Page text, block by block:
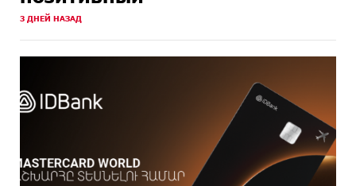
ОДНОГО парламента: «Паст»
ОДНОГО
МЕСЯЦА
НАЗАД
Почему стало модно «отчитывать» оппозицию, и
чего на самом деле ожидает общество? «Паст»
3 ДНЕЙ НАЗАД